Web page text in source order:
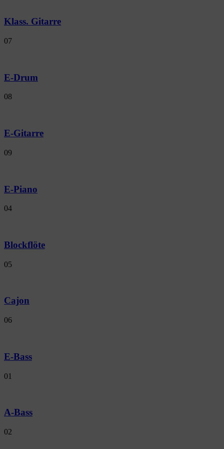
Klass. Gitarre
07
E-Drum
08
E-Gitarre
09
E-Piano
04
Blockflöte
05
Cajon
06
E-Bass
01
A-Bass
02